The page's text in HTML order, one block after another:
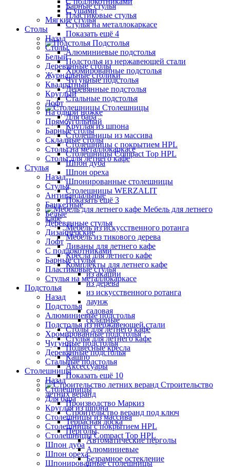
Барные стулья
Пластиковые стулья
Стулья на металлокаркасе
Показать ещё 4
Подстолья
Алюминиевые подстолья
Подстолья из нержавеющей стали
Хромированные подстолья
Чугунные подстолья
Деревянные подстолья
Стальные подстолья
Столешницы
Для бара
Круглая из шпона
Столешницы из массива
Столешницы с покрытием HPL
Столешницы Сompact Top HPL
Шпон дуба
Шпон ореха
Шпонированные столешницы
Столешницы WERZALIT
Показать ещё 3
Мебель для летнего
кафе
Мебель из искусственного ротанга
Мебель из тикового дерева
Диваны для летнего кафе
Кресла для летнего кафе
Комплекты для летнего кафе
из акации
из дерева
из искусственного ротанга
лаунж
садовая
складные
Столы для летнего кафе
Стулья для летнего кафе
Подвесные кресла
Кашпо
Аксессуары
Показать ещё 10
Строительство
летних веранд
Производство Маркиз
Строительство веранд под ключ
Террасная доска
Перголы
Автоматические перголы
Алюминиевые
Безрамное остекление
С ушами
Мягкие стулья
Столы
Назад
Столы
Белый
Деревянные столы
Журнальные столики
Квадратный
Круглый
Лофт
На одной ножке
Прямоугольный
Барные столы
Складные столы
Столы на металлокаркасе
Столы для летнего кафе
Стулья
Назад
Стулья
Антивандальные
Банкетные
Белые
Деревянные стулья
Дизайнерские
Лофт
С подлокотниками
Барные стулья
Пластиковые стулья
Стулья на металлокаркасе
Подстолья
Назад
Подстолья
Алюминиевые подстолья
Подстолья из нержавеющей стали
Хромированные подстолья
Чугунные подстолья
Деревянные подстолья
Стальные подстолья
Столешницы
Назад
Столешницы
Для бара
Круглая из шпона
Столешницы из массива
Столешницы с покрытием HPL
Столешницы Сompact Top HPL
Шпон дуба
Шпон ореха
Шпонированные столешницы